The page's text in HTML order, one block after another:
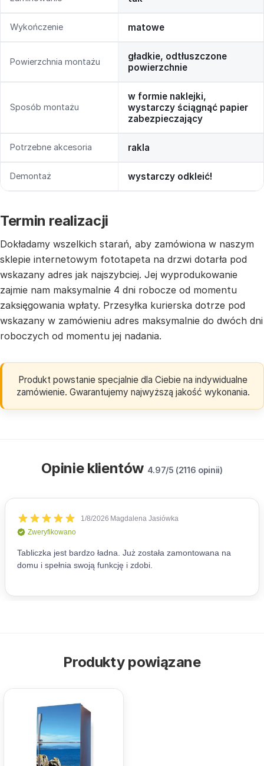
Wykończenie matowe
Powierzchnia montażu
gładkie, odtłuszczone
powierzchnie
Sposób montażu
w formie naklejki,
wystarczy ściągnąć papier
zabezpieczający
Potrzebne akcesoria rakla
Demontaż wystarczy odkleić!
Termin realizacji
Dokładamy wszelkich starań, aby zamówiona w naszym
sklepie internetowym fototapeta na drzwi dotarła pod
wskazany adres jak najszybciej. Jej wyprodukowanie
zajmie nam maksymalnie 4 dni robocze od momentu
zaksięgowania wpłaty. Przesyłka kurierska dotrze pod
wskazany w zamówieniu adres maksymalnie do dwóch dni
roboczych od momentu jej nadania.
Produkt powstanie specjalnie dla Ciebie na indywidualne
zamówienie. Gwarantujemy najwyższą jakość wykonania.
Opinie klientów 4.97/5 (2116 opinii)
Produkty powiązane